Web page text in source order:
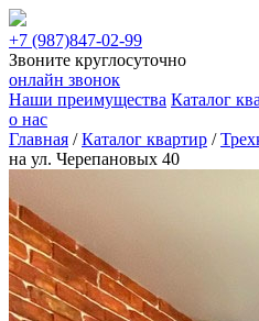
+7 (987)847-02-99
Звоните круглосуточно
онлайн звонок
Наши преимущества Каталог
о нас
Главная /Каталог квартир /
на ул. Черепановых 40